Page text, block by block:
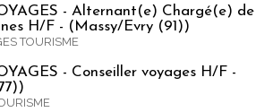
- Alternant(e) Chargé(e) de
H/F - (Massy/Evry (91))
TOURISME
- Conseiller voyages H/F -